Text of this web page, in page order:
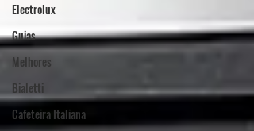
Electrolux
Guias
Melhores
Bialetti
Cafeteira Italiana